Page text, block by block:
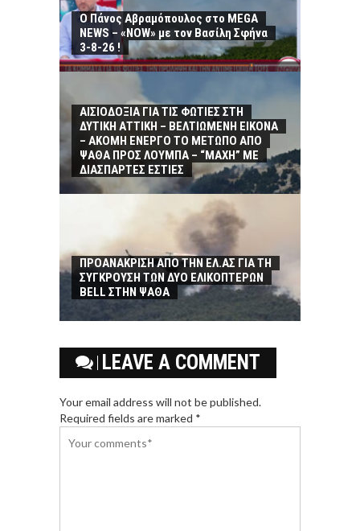
Ο Πάνος Αβραμόπουλος στο MEGA
NEWS – «NOW» με τον Βασίλη Σφήνα
3-8-26 !
ΑΙΣΙΟΔΟΞΙΑ ΓΙΑ ΤΙΣ ΦΩΤΙΕΣ ΣΤΗ
ΔΥΤΙΚΗ ΑΤΤΙΚΗ – ΒΕΛΤΙΩΜΕΝΗ ΕΙΚΟΝΑ
– ΑΚΟΜΗ ΕΝΕΡΓΟ ΤΟ ΜΕΤΩΠΟ ΑΠΟ
ΨΑΘΑ ΠΡΟΣ ΛΟΥΜΠΑ – “ΜΑΧΗ” ΜΕ
ΔΙΑΣΠΑΡΤΕΣ ΕΣΤΙΕΣ
ΠΡΟΑΝΑΚΡΙΣΗ ΑΠΟ ΤΗΝ ΕΛ.ΑΣ ΓΙΑ ΤΗ
ΣΥΓΚΡΟΥΣΗ ΤΩΝ ΔΥΟ ΕΛΙΚΟΠΤΕΡΩΝ
BELL ΣΤΗΝ ΨΑΘΑ
LEAVE A COMMENT
Your email address will not be published.
Required fields are marked *